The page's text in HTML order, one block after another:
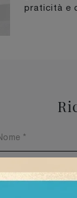
praticità e